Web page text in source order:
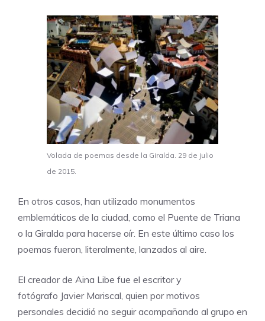
Volada de poemas desde la Giralda. 29 de julio
de 2015.
En otros casos, han utilizado monumentos
emblemáticos de la ciudad, como el Puente de Triana
o la Giralda para hacerse oír. En este último caso los
poemas fueron, literalmente, lanzados al aire.
El creador de Aina Libe fue el escritor y
fotógrafo Javier Mariscal, quien por motivos
personales decidió no seguir acompañando al grupo en